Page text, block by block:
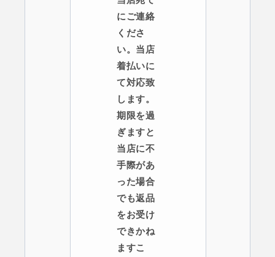
にご連絡
くださ
い。当店
着払いに
て対応致
します。
期限を過
ぎますと
当店に不
手際があ
った場合
でも返品
をお受け
できかね
ますこ